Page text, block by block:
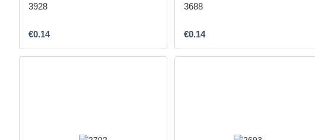
3928
€0.14
3688
€0.14